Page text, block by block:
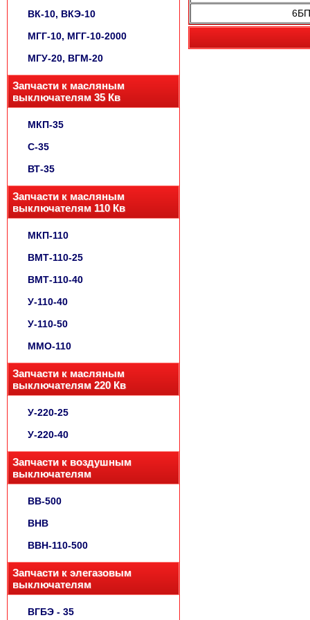
ВК-10, ВКЭ-10
МГГ-10, МГГ-10-2000
МГУ-20, ВГМ-20
Запчасти к масляным
выключателям 35 Кв
МКП-35
С-35
ВТ-35
Запчасти к масляным
выключателям 110 Кв
МКП-110
ВМТ-110-25
ВМТ-110-40
У-110-40
У-110-50
ММО-110
Запчасти к масляным
выключателям 220 Кв
У-220-25
У-220-40
Запчасти к воздушным
выключателям
ВВ-500
ВНВ
ВВН-110-500
Запчасти к элегазовым
выключателям
ВГБЭ - 35